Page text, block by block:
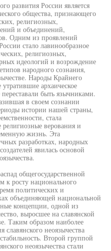
развития России является
общества, признающего
религиозных,
и объединений,
Одним из проявлений
стало лавинообразное
религиозных,
идеологий и возрождение
народного сознания,
Народы Крайнего
архаическое
быть язычниками.
в своем сознании
истории нашей страны,
стала
религиозные верования и
жизнь. Эта
разработках, народных
явилась основой
общегосударственной
к росту национального
политических и
объединяющей национальной
концепции, одной из
выросшее на славянской
Таким образом наиболее
неоязычества
Второй группой
неоязычества стали